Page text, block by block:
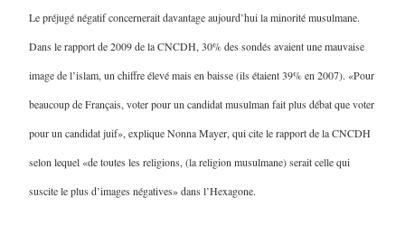
Le préjugé négatif concernerait davantage aujourd’hui la minorité musulmane.
Dans le rapport de 2009 de la CNCDH, 30% des sondés avaient une mauvaise
image de l’islam, un chiffre élevé mais en baisse (ils étaient 39% en 2007). «Pour
beaucoup de Français, voter pour un candidat musulman fait plus débat que voter
pour un candidat juif», explique Nonna Mayer, qui cite le rapport de la CNCDH
selon lequel «de toutes les religions, (la religion musulmane) serait celle qui
suscite le plus d’images négatives» dans l’Hexagone.